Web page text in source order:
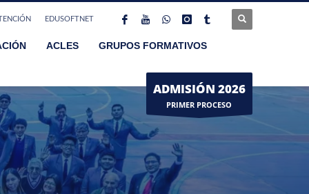
EDUSOFTNET
ACLES GRUPOS FORMATIVOS
ADMISIÓN 2026
PRIMER PROCESO